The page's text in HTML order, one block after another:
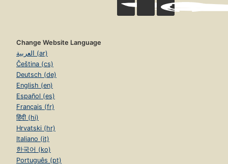
Change Website Language
العربية (ar)
Čeština (cs)
Deutsch (de)
English (en)
Español (es)
Français (fr)
हिंदी (hi)
Hrvatski (hr)
Italiano (it)
한국어 (ko)
Português (pt)